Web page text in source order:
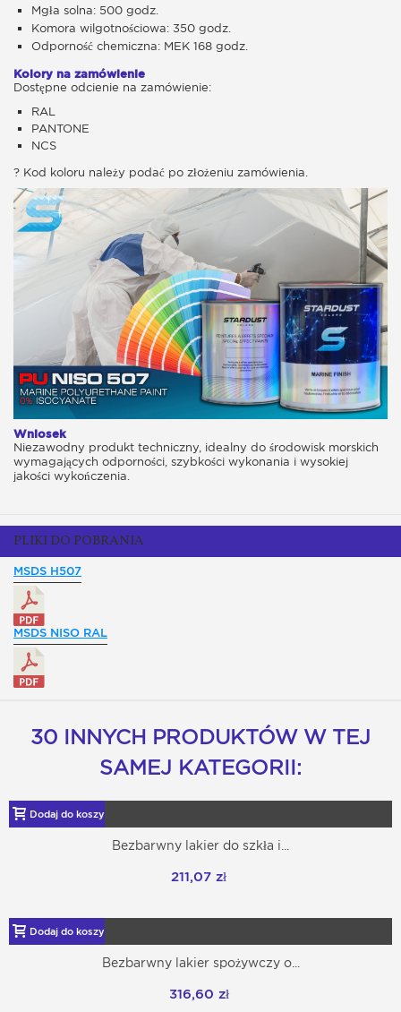
Mgła solna: 500 godz.
Komora wilgotnościowa: 350 godz.
Odporność chemiczna: MEK 168 godz.
Kolory na zamówienie
Dostępne odcienie na zamówienie:
RAL
PANTONE
NCS
? Kod koloru należy podać po złożeniu zamówienia.
Wniosek
Niezawodny produkt techniczny, idealny do środowisk morskich
wymagających odporności, szybkości wykonania i wysokiej
jakości wykończenia.
PLIKI DO POBRANIA
MSDS H507
MSDS NISO RAL
30 INNYCH PRODUKTÓW W TEJ
SAMEJ KATEGORII:
Dodaj do koszyka
Bezbarwny lakier do szkła i...
211,07 zł
Dodaj do koszyka
Bezbarwny lakier spożywczy o...
316,60 zł